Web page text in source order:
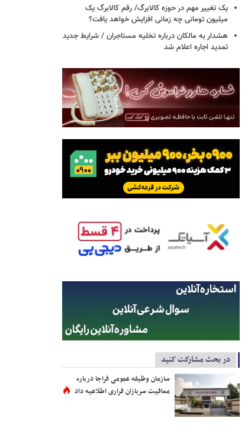
یک تغییر مهم در حوزه کالابرگ/ رقم کالابرگ یک
میلیون تومانی چه زمانی افزایش خواهد یافت؟
هشدار به مالکان درباره تخلیه مستاجران / شرایط جدید
تمدید اجاره اعلام شد
در بحث مشارکت کنید
سازمان وظیفه عمومی فراجا درباره
معافیت سربازان فراری اطلاعیه داد